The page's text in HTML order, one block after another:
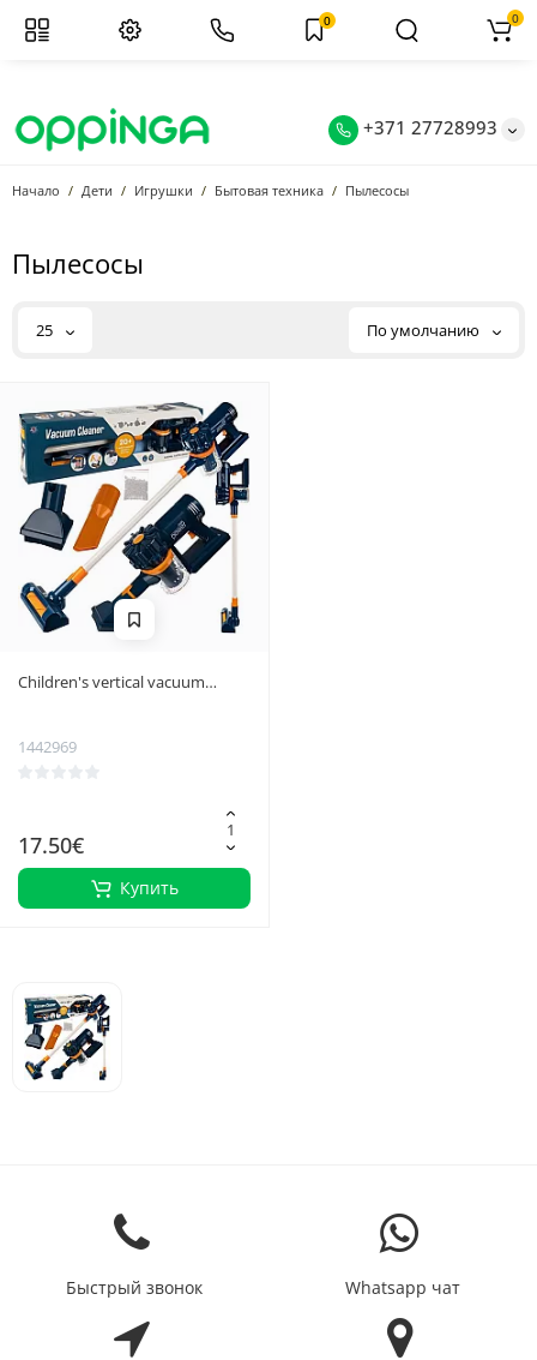
+371 27728993
0 0
Начало Дети Игрушки Бытовая техника Пылесосы
Пылесосы
25 По умолчанию
Children's vertical vacuum
1442969
17.50€
Купить
Быстрый звонок Whatsapp чат